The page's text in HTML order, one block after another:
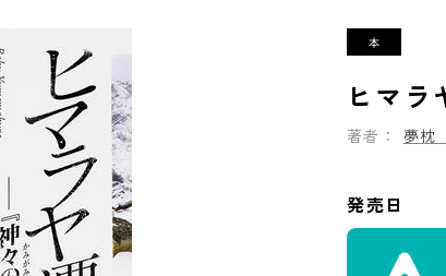
ヒマラ
著者： 夢
発売日